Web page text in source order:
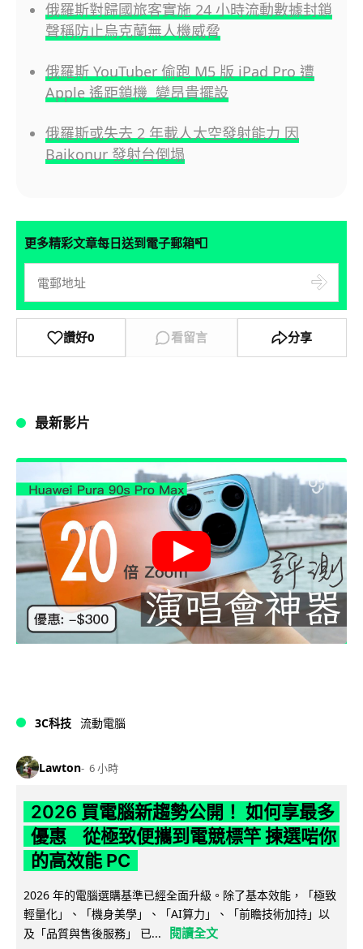
俄羅斯對歸國旅客實施 24 小時流動數據封鎖
聲稱防止烏克蘭無人機威脅
俄羅斯 YouTuber 偷跑 M5 版 iPad Pro 遭
Apple 遙距鎖機 變昂貴擺設
俄羅斯或失去 2 年載人太空發射能力 因
Baikonur 發射台倒塌
更多精彩文章每日送到電子郵箱📮
讚好0 看留言 分享
最新影片
3C科技 流動電腦
Lawton 6 小時
2026 買電腦新趨勢公開！ 如何享最多
優惠 從極致便攜到電競標竿 揀選啱你
的高效能 PC
2026 年的電腦選購基準已經全面升級。除了基本效能，「極致
輕量化」、「機身美學」、「AI算力」、「前瞻技術加持」以
及「品質與售後服務」 已...
閱讀全文